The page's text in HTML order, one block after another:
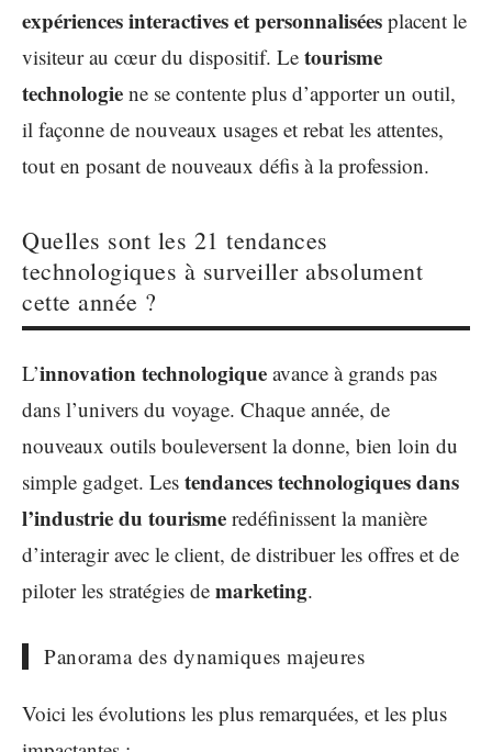
expériences interactives et personnalisées placent le
visiteur au cœur du dispositif. Le tourisme
technologie ne se contente plus d’apporter un outil,
il façonne de nouveaux usages et rebat les attentes,
tout en posant de nouveaux défis à la profession.
Quelles sont les 21 tendances
technologiques à surveiller absolument
cette année ?
L’innovation technologique avance à grands pas
dans l’univers du voyage. Chaque année, de
nouveaux outils bouleversent la donne, bien loin du
simple gadget. Les tendances technologiques dans
l’industrie du tourisme redéfinissent la manière
d’interagir avec le client, de distribuer les offres et de
piloter les stratégies de marketing.
Panorama des dynamiques majeures
Voici les évolutions les plus remarquées, et les plus